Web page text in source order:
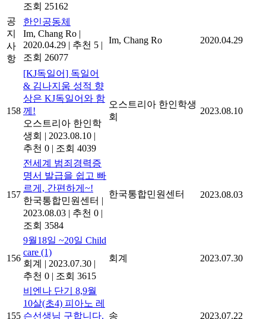
조회 25162
공
지
사
항
한인공동체
Im, Chang Ro |
2020.04.29 | 추천 5 |
조회 26077
Im, Chang Ro 2020.04.29
158
[KJ독일어] 독일어
& 김나지움 성적 향
상은 KJ독일어와 함
께!
오스트리아 한인학
생회 | 2023.08.10 |
추천 0 | 조회 4039
오스트리아 한인학생
회
2023.08.10
157
전세계 범죄경력증
명서 발급을 쉽고 빠
르게, 간편하게~!
한국통합민원센터 |
2023.08.03 | 추천 0 |
조회 3584
한국통합민원센터 2023.08.03
156
9월18일 ~20일 Child
care (1)
회계 | 2023.07.30 |
추천 0 | 조회 3615
회계 2023.07.30
155
비엔나 단기 8,9월
10살(초4) 피아노 레
슨선생님 구합니다. 송 2023.07.22